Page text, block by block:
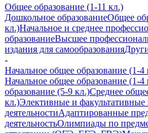
Общее образование (1-11 кл.)
Дошкольное образованиеОбщее
кл.)Начальное и среднее
образованиеВысшее
издания для самообразования
-
Начальное общее образование (1-4
Начальное общее образование (1-4
образование (5-9 кл.)Среднее
кл.)Элективные и
деятельностиАдаптированные
деятельностьОлимпиады по